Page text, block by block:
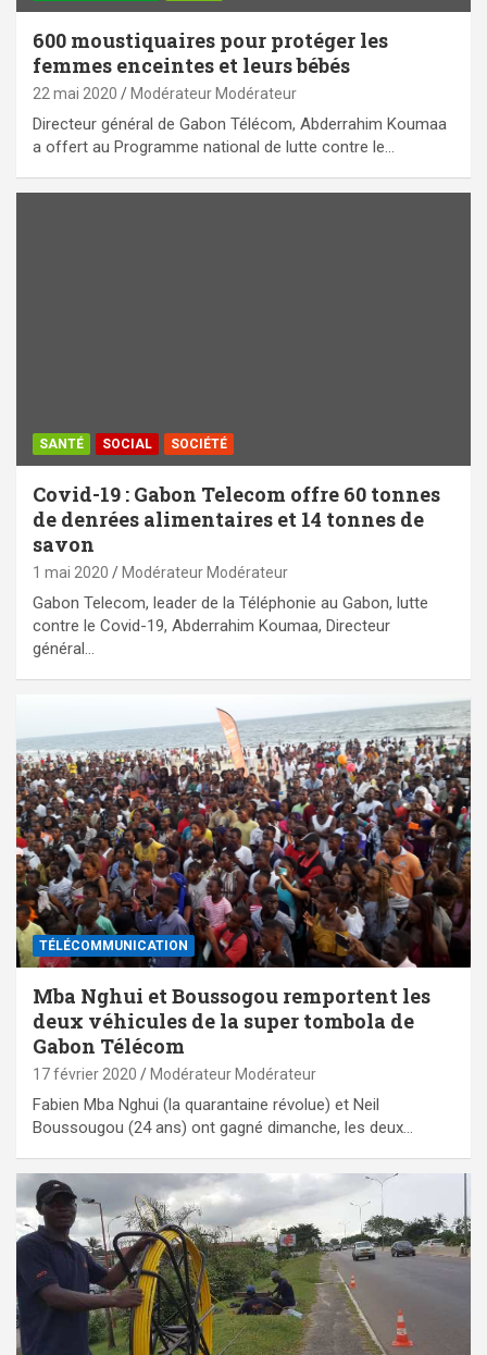
600 moustiquaires pour protéger les
femmes enceintes et leurs bébés
22 mai 2020 Modérateur Modérateur
Directeur général de Gabon Télécom, Abderrahim Koumaa
a offert au Programme national de lutte contre le…
SANTÉ SOCIAL SOCIÉTÉ
Covid-19 : Gabon Telecom offre 60 tonnes
de denrées alimentaires et 14 tonnes de
savon
1 mai 2020 Modérateur Modérateur
Gabon Telecom, leader de la Téléphonie au Gabon, lutte
contre le Covid-19, Abderrahim Koumaa, Directeur
général…
TÉLÉCOMMUNICATION
Mba Nghui et Boussogou remportent les
deux véhicules de la super tombola de
Gabon Télécom
17 février 2020 Modérateur Modérateur
Fabien Mba Nghui (la quarantaine révolue) et Neil
Boussougou (24 ans) ont gagné dimanche, les deux…